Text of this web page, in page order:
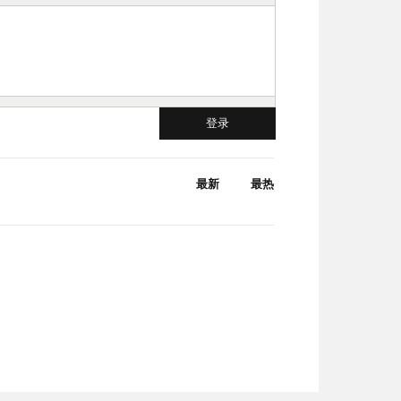
登录
最新 最热